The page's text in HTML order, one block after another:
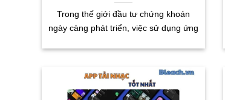
Trong thế giới đầu tư chứng khoán
ngày càng phát triển, việc sử dụng ứng